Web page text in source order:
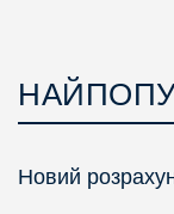
Новий